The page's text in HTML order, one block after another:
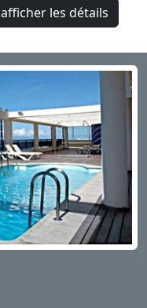
afficher les détails